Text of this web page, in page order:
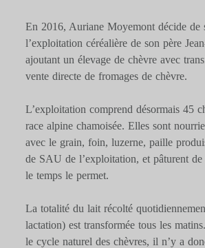
En 2016, Auriane Moyemont décide de
l’exploitation céréalière de son père
ajoutant un élevage de chèvre avec
vente directe de fromages de chèvre.
L’exploitation comprend désormais 45
race alpine chamoisée. Elles sont
avec le grain, foin, luzerne, paille
de SAU de l’exploitation, et pâturent de
le temps le permet.
La totalité du lait récolté
lactation) est transformée tous les
le cycle naturel des chèvres, il n’y a